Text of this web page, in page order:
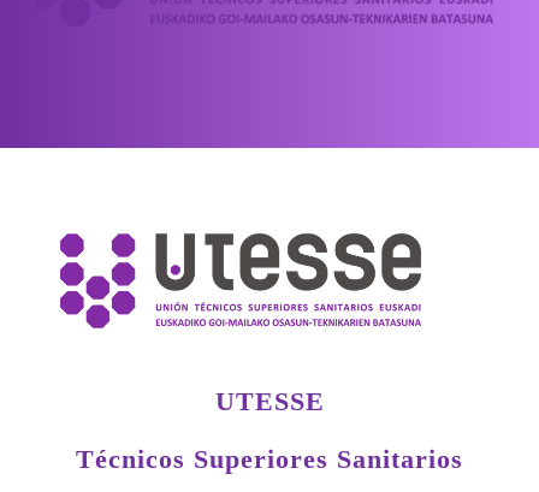
UTESSE
Técnicos Superiores Sanitarios